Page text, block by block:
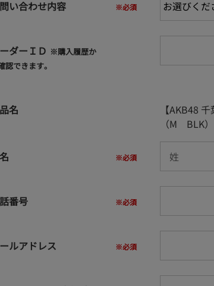
い合わせ内容
ダーＩＤ ※購入履歴か
認できます。
名
【AKB48
（M BLK）
番号
ルアドレス